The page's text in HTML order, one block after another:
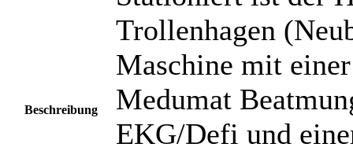
Beschreibung
Trollenhagen
Maschine mit
Medumat
EKG/Defi und